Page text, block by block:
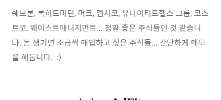
쉐브론, 록히드마틴, 머크, 펩시코, 유나이티드헬스 그룹, 코스
트코, 웨이스트매니지먼트... 정말 좋은 주식들인 것 같습니
다. 돈 생기면 조금씩 매입하고 싶은 주식들... 간단하게 메모
를 해둡니다. :)